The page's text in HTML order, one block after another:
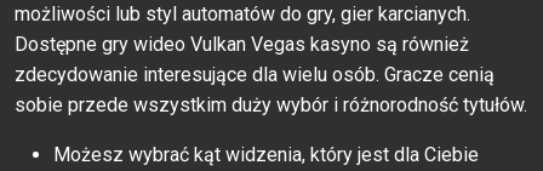
możliwości lub styl automatów do gry, gier karcianych.
Dostępne gry wideo Vulkan Vegas kasyno są również
zdecydowanie interesujące dla wielu osób. Gracze cenią
sobie przede wszystkim duży wybór i różnorodność tytułów.
Możesz wybrać kąt widzenia, który jest dla Ciebie